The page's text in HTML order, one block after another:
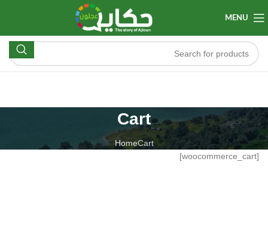
MENU
Cart
HomeCart
[woocommerce_cart]